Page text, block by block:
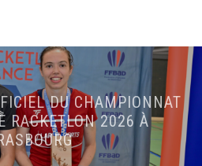
DU CHAMPIONNAT
RACKETLON 2026 À